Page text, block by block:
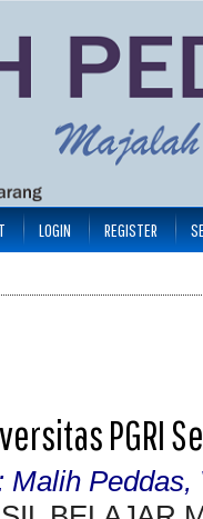
LOGIN REGISTER
PGRI
Malih